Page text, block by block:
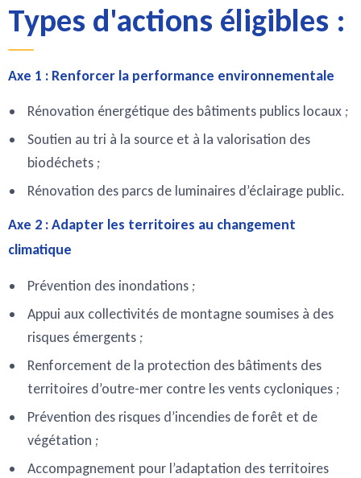
Types d'actions éligibles :
Axe 1 : Renforcer la performance environnementale
Rénovation énergétique des bâtiments publics locaux ;
Soutien au tri à la source et à la valorisation des
biodéchets ;
Rénovation des parcs de luminaires d’éclairage public.
Axe 2 : Adapter les territoires au changement
climatique
Prévention des inondations ;
Appui aux collectivités de montagne soumises à des
risques émergents ;
Renforcement de la protection des bâtiments des
territoires d’outre-mer contre les vents cycloniques ;
Prévention des risques d’incendies de forêt et de
végétation ;
Accompagnement pour l’adaptation des territoires